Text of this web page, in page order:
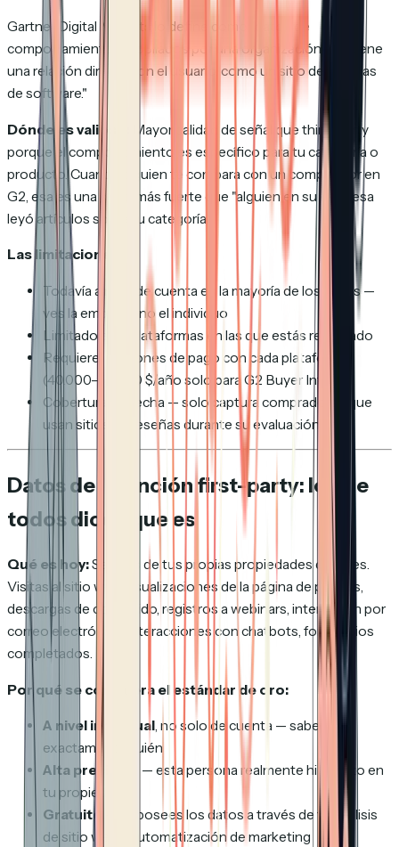
Gartner Digital Markets lo define como
"datos de
comportamiento recopilados por una organización que tiene
una relación directa con el usuario, como un sitio de reseñas
de software."
Dónde es valioso:
Mayor calidad de señal que third-party
porque el comportamiento es específico para tu categoría o
producto. Cuando alguien te compara con un competidor en
G2, esa es una señal más fuerte que "alguien en su empresa
leyó artículos sobre tu categoría."
Las limitaciones:
Todavía a nivel de cuenta en la mayoría de los casos —
ves la empresa, no el individuo
Limitado a las plataformas en las que estás registrado
Requiere relaciones de pago con cada plataforma
(40.000–50.000 $/año solo para G2 Buyer Intent)
Cobertura estrecha — solo captura compradores que
usan sitios de reseñas durante su evaluación
Datos de intención first-party: lo que
todos dicen que es
Qué es hoy:Señales de tus propias propiedades digitales.
Visitas al sitio web, visualizaciones de la página de precios,
descargas de contenido, registros a webinars, interacción por
correo electrónico, interacciones con chatbots, formularios
completados.
Por qué se considera el estándar de oro:
A nivel individual, no solo de cuenta — sabes
exactamente quién
Alta precisión
— esta persona realmente hizo esto en
tu propiedad
Gratuito
— ya posees los datos a través de tu análisis
de sitio web y automatización de marketing